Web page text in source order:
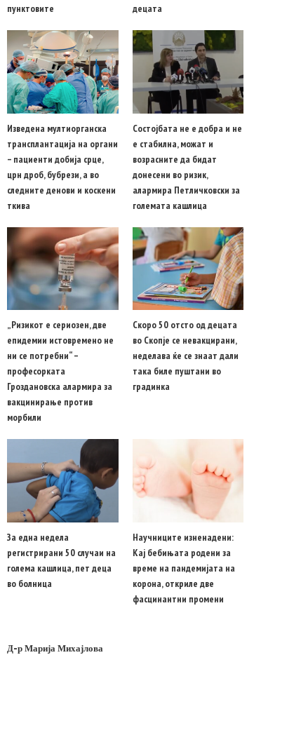
пунктовите
децата
Изведена мултиорганска
трансплантација на органи
– пациенти добија срце,
црн дроб, бубрези, а во
следните денови и коскени
ткива
Состојбата не е добра и не
е стабилна, можат и
возрасните да бидат
донесени во ризик,
алармира Петличковски за
големата кашлица
„Ризикот е сериозен, две
епидемии истовремено не
ни се потребни“ –
професорката
Гроздановска алармира за
вакцинирање против
морбили
Скоро 50 отсто од децата
во Скопје се невакцирани,
неделава ќе се знаат дали
така биле пуштани во
градинка
За една недела
регистрирани 50 случаи на
голема кашлица, пет деца
во болница
Научниците изненадени:
Кај бебињата родени за
време на пандемијата на
корона, откриле две
фасцинантни промени
Д-р Марија Михајлова